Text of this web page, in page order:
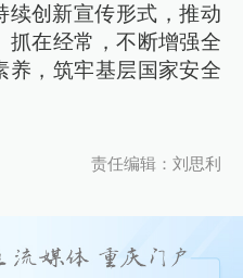
续创新宣传形式，推动
抓在经常，不断增强全
养，筑牢基层国家安全
责任编辑：刘思利